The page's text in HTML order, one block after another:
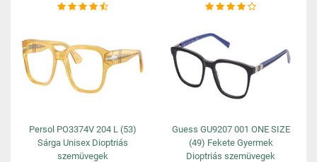
Persol PO3374V 204 L (53)
Sárga Unisex Dioptriás
szemüvegek
Guess GU9207 001 ONE SIZE
(49) Fekete Gyermek
Dioptriás szemüvegek